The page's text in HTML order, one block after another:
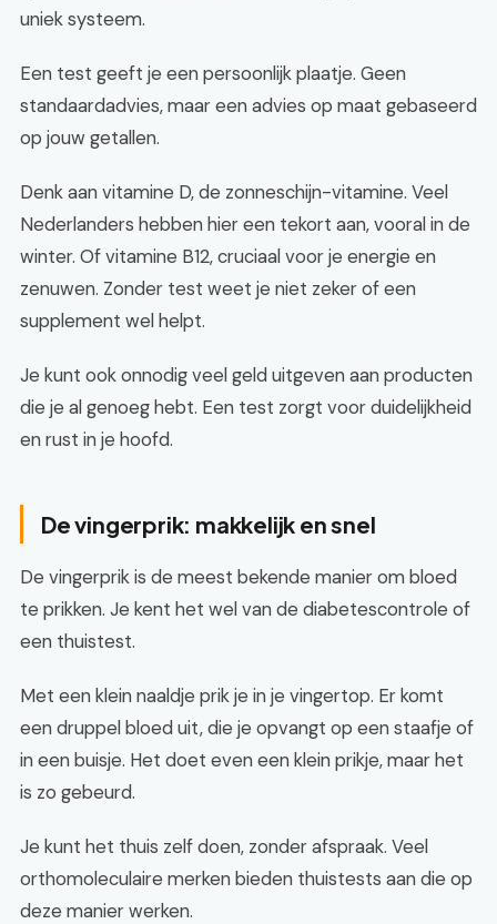
uniek systeem.
Een test geeft je een persoonlijk plaatje. Geen
standaardadvies, maar een advies op maat gebaseerd
op jouw getallen.
Denk aan vitamine D, de zonneschijn-vitamine. Veel
Nederlanders hebben hier een tekort aan, vooral in de
winter. Of vitamine B12, cruciaal voor je energie en
zenuwen. Zonder test weet je niet zeker of een
supplement wel helpt.
Je kunt ook onnodig veel geld uitgeven aan producten
die je al genoeg hebt. Een test zorgt voor duidelijkheid
en rust in je hoofd.
De vingerprik: makkelijk en snel
De vingerprik is de meest bekende manier om bloed
te prikken. Je kent het wel van de diabetescontrole of
een thuistest.
Met een klein naaldje prik je in je vingertop. Er komt
een druppel bloed uit, die je opvangt op een staafje of
in een buisje. Het doet even een klein prikje, maar het
is zo gebeurd.
Je kunt het thuis zelf doen, zonder afspraak. Veel
orthomoleculaire merken bieden thuistests aan die op
deze manier werken.